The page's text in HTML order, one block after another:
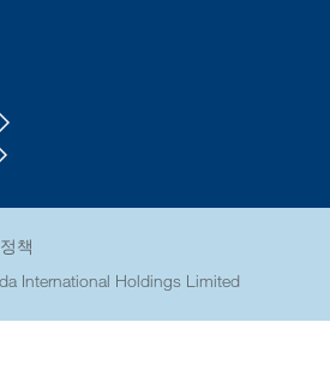
책
International Holdings Limited